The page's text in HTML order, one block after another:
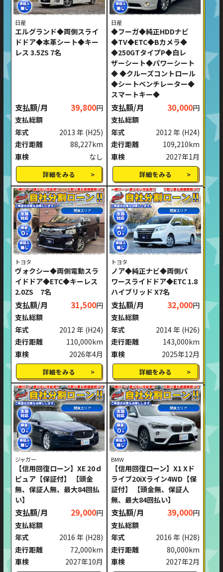
日産
エルグランド◆両側スライ
ドドア◆本革シート◆キー
レス 3.5ZS 7名
支払額/月 39,800円
支払総額
年式
2013 年 (H25)
走行距離
88,227km
車検
なし
詳細をみる
日産
◆フーガ◆純正HDDナビ
◆TV◆ETC◆Bカメラ◆
◆250GTタイプP◆白レ
ザーシート◆パワーシート
◆ ◆クルーズコントロール
◆シートベンチレーター◆
スマートキー◆
支払額/月 30,000円
支払総額
年式
2012 年 (H24)
走行距離
109,210km
車検
2027年1月
詳細をみる
関東エリア
トヨタ
ヴォクシー◆両側電動スラ
イドドア◆ETC◆キーレス
2.0ZS 7名
支払額/月 31,500円
支払総額
年式
2012 年 (H24)
走行距離
110,000km
車検
2026年4月
詳細をみる
関東エリア
トヨタ
ノア◆純正ナビ◆両側パ
ワースライドドア◆ETC 1.8
ハイブリッド X7名
支払額/月 32,000円
支払総額
年式
2014 年 (H26)
走行距離
143,000km
車検
2025年12月
詳細をみる
関東エリア
ジャガー
【信用回復ローン】XE 20ｄ
ピュア【保証付】 【頭金
無、保証人無、最大84回払
い】
支払額/月 29,000円
支払総額
年式
2016 年 (H28)
走行距離
72,000km
車検
2027年10月
関東エリア
BMW
【信用回復ローン】X1 Xド
ライブ20iXライン4WD【保
証付】 【頭金無、保証人
無、最大84回払い】
支払額/月 39,000円
支払総額
年式
2016 年 (H28)
走行距離
80,000km
車検
2027年2月